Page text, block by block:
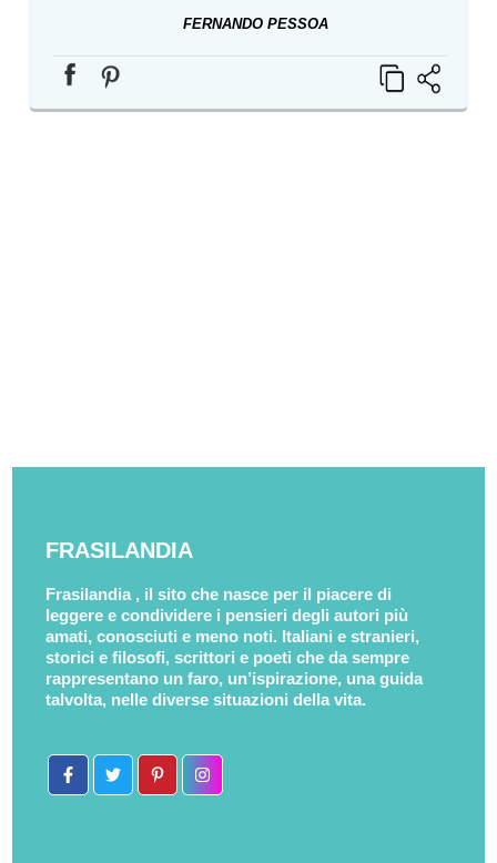
FERNANDO PESSOA
FRASILANDIA
Frasilandia , il sito che nasce per il piacere di
leggere e condividere i pensieri degli autori più
amati, conosciuti e meno noti. Italiani e stranieri,
storici e filosofi, scrittori e poeti che da sempre
rappresentano un faro, un’ispirazione, una guida
talvolta, nelle diverse situazioni della vita.